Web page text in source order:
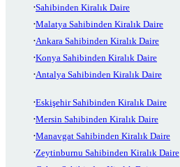
Sahibinden Kiralık Daire
Malatya Sahibinden Kiralık Daire
Ankara Sahibinden Kiralık Daire
Konya Sahibinden Kiralık Daire
Antalya Sahibinden Kiralık Daire
Eskişehir Sahibinden Kiralık Daire
Mersin Sahibinden Kiralık Daire
Manavgat Sahibinden Kiralık Daire
Zeytinburnu Sahibinden Kiralık Daire